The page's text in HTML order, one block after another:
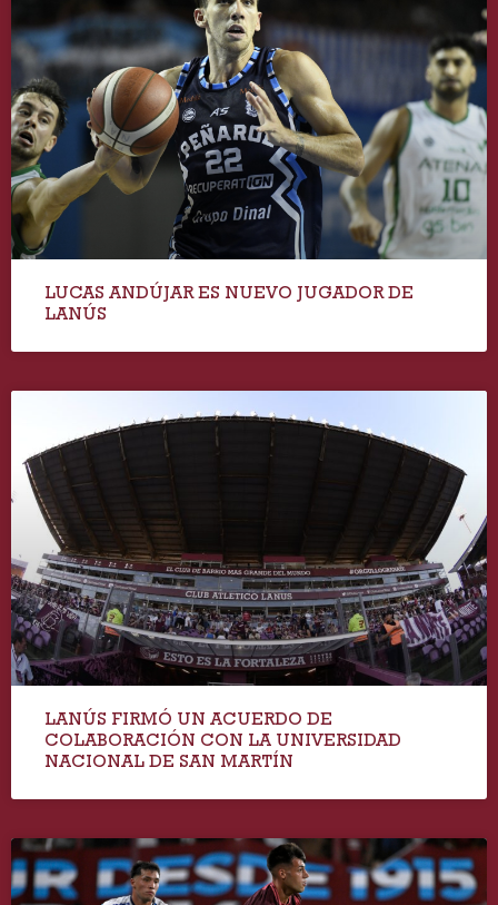
LUCAS ANDÚJAR ES NUEVO JUGADOR DE
LANÚS
LANÚS FIRMÓ UN ACUERDO DE
COLABORACIÓN CON LA UNIVERSIDAD
NACIONAL DE SAN MARTÍN